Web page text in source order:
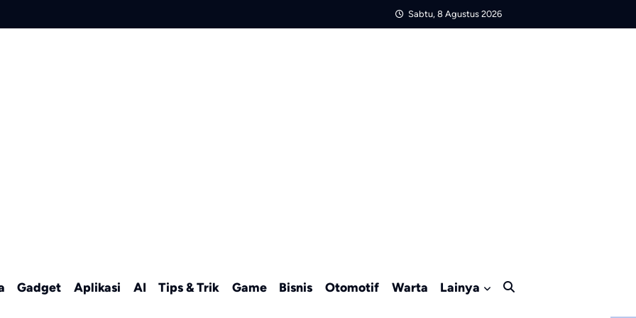
Sabtu, 8 Agustus 2026
Gadget Aplikasi AI Tips & Trik Game Bisnis Otomotif Warta Lainya